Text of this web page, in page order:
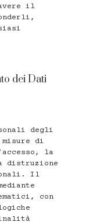
il
dei Dati
degli
di
la
distruzione
Il
con